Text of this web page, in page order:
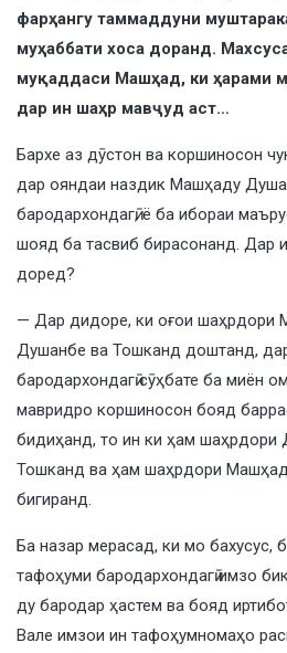
фарҳангу таммаддуни
муҳаббати хоса доранд.
муқаддаси Машҳад, ки ҳарами
дар ин шаҳр мавҷуд аст…
Бархе аз дӯстон ва коршиносон
дар ояндаи наздик Машҳаду
бародархондагӣ, ё ба ибораи
шояд ба тасвиб бирасонанд. Дар
доред?
— Дар дидоре, ки оғои шаҳрдори
Душанбе ва Тошканд доштанд,
бародархондагӣ сӯҳбате ба миён
мавридро коршиносон бояд
бидиҳанд, то ин ки ҳам
Тошканд ва ҳам шаҳрдори
бигиранд.
Ба назар мерасад, ки мо
тафоҳуми бародархондагӣ имзо
ду бародар ҳастем ва бояд
Вале имзои ин тафоҳумномаҳо